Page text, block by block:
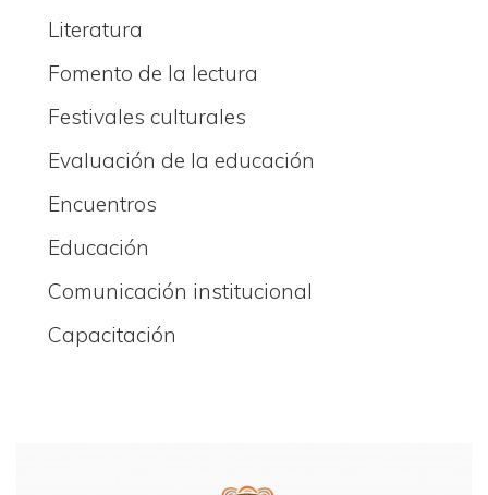
Literatura
Fomento de la lectura
Festivales culturales
Evaluación de la educación
Encuentros
Educación
Comunicación institucional
Capacitación